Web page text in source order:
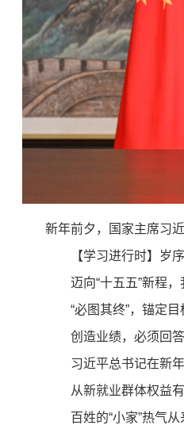
新年前夕，国家主席习
【学习进行时】岁序
迈向“十五五”新程，
“必图其终”，锚定目
创造业绩，必须回答
习近平总书记在新年贺
从新就业群体权益有
百姓的“小家”热气从